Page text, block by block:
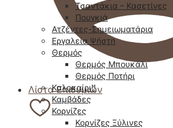
Λίστα Επιθυμιών
Τσαντάκια – Κασετίνες
Πουγκιά
Ατζέντες-Σημειωματάρια
Εργαλεία Ψήστη
Θερμός
Θερμός Μπουκάλι
Θερμός Ποτήρι
Καλοκαίρι!!
Καμβάδες
Κορνίζες
Κορνίζες Ξύλινες